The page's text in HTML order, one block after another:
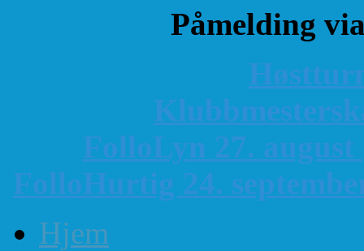
Påmelding
K
FolloLyn 27. august
FolloHurtig 24.
Hjem